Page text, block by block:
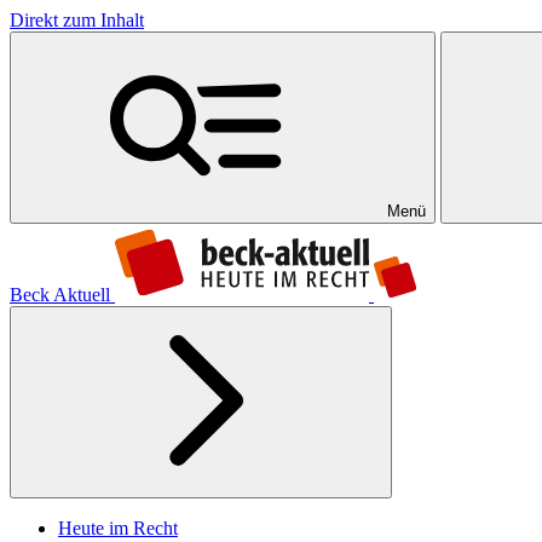
Direkt zum Inhalt
Menü
Beck Aktuell
Heute im Recht